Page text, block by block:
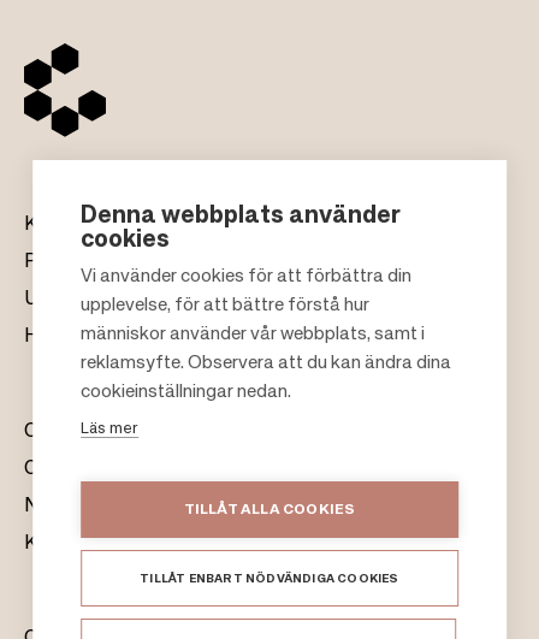
o
t
Köpcentrum
Presentkort
Uthyrning
Hållbarhet
Om oss
Citylife
Nyhetsrum
Kontakt
Denna webbplats använder
cookies
Vi använder cookies för att förbättra din
upplevelse, för att bättre förstå hur
människor använder vår webbplats, samt i
reklamsyfte. Observera att du kan ändra dina
cookieinställningar nedan.
Läs mer
TILLÅT ALLA COOKIES
TILLÅT ENBART NÖDVÄNDIGA COOKIES